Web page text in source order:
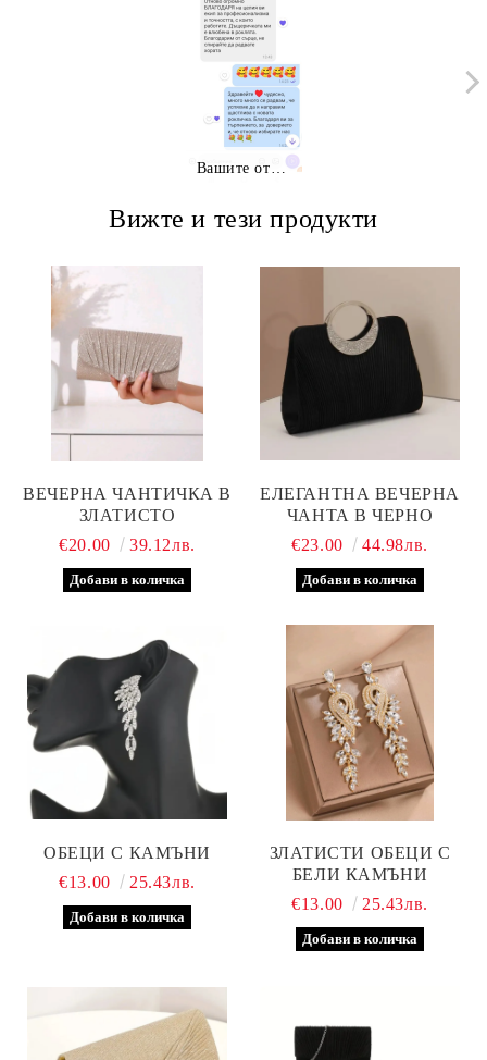
Вижте и тези продукти
ВЕЧЕРНА ЧАНТИЧКА В
ЗЛАТИСТО
€20.00
39.12лв.
ЕЛЕГАНТНА ВЕЧЕРНА
ЧАНТА В ЧЕРНО
€23.00
44.98лв.
ОБЕЦИ С КАМЪНИ
€13.00
25.43лв.
ЗЛАТИСТИ ОБЕЦИ С
БЕЛИ КАМЪНИ
€13.00
25.43лв.